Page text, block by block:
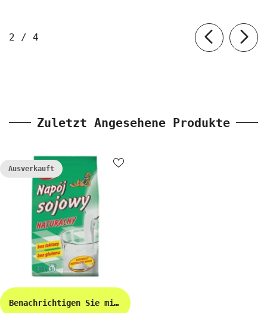
2 / von
4
Zuletzt Angesehene Produkte
Ausverkauft
Benachrichtigen Sie mich